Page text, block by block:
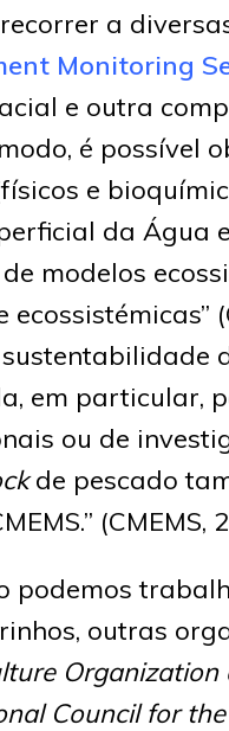
a
Monitoring
e outra
é possível
e
da Água
modelos
em particular,
ou de
de pescado
(CMEMS,
podemos
outras
Council for